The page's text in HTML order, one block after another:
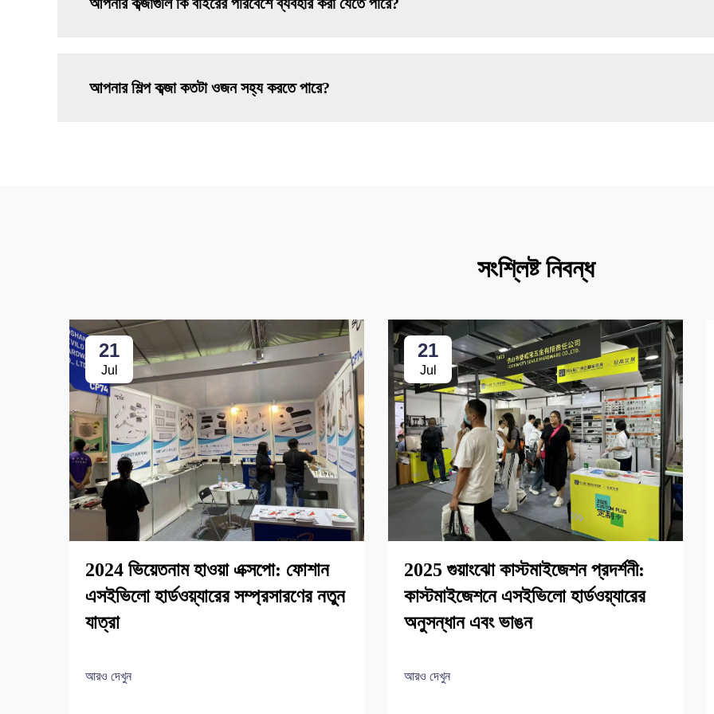
আপনার শিল্প কব্জা কতটা ওজন সহ্য করতে পারে?
সংশ্লিষ্ট নিবন্ধ
21
Jul
2024 ভিয়েতনাম হাওয়া এক্সপো: ফোশান
এসইভিলো হার্ডওয়্যারের সম্প্রসারণের নতুন
যাত্রা
আরও দেখুন
21
Jul
2025 গুয়াংঝো কাস্টমাইজেশন প্রদর্শনী:
কাস্টমাইজেশনে এসইভিলো হার্ডওয়্যারের
অনুসন্ধান এবং ভাঙন
আরও দেখুন